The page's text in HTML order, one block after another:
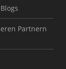
Partnern